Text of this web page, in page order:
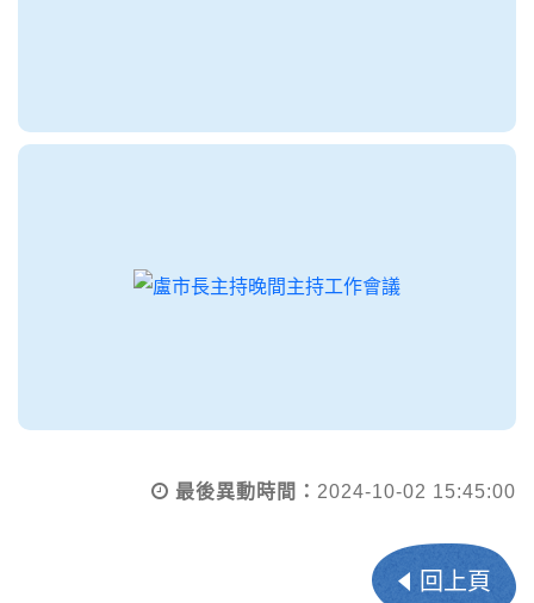
最後異動時間： 2024-10-02 15:45:00
回上頁